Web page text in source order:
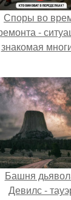
Споры во
-
знакомая
Башня
Девилс -